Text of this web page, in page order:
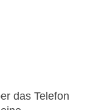
das Telefon